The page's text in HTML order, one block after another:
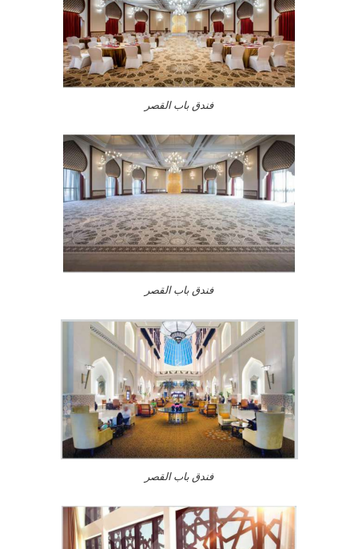
فندق باب القصر
فندق باب القصر
فندق باب القصر